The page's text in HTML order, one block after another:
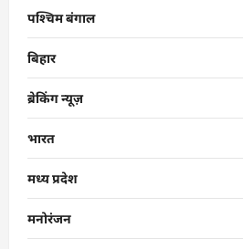
पश्चिम बंगाल
बिहार
ब्रेकिंग न्यूज़
भारत
मध्य प्रदेश
मनोरंजन